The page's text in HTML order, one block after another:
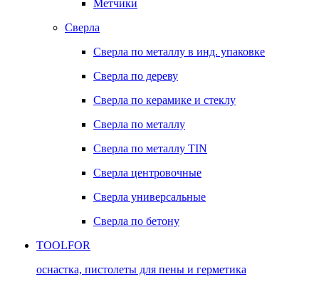
Метчики
Сверла
Сверла по металлу в инд. упаковке
Сверла по дереву
Сверла по керамике и стеклу
Сверла по металлу
Сверла по металлу TIN
Сверла центровочные
Сверла универсальные
Сверла по бетону
TOOLFOR
оснастка, пистолеты для пены и герметика